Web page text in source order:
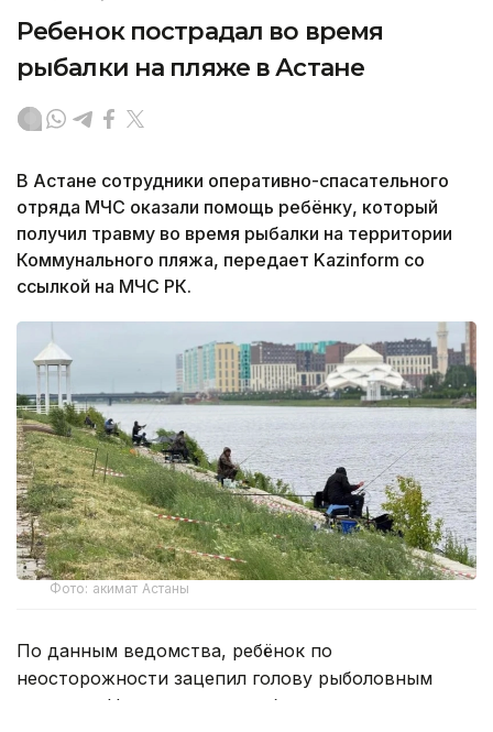
Ребенок пострадал во время
рыбалки на пляже в Астане
В Астане сотрудники оперативно-спасательного
отряда МЧС оказали помощь ребёнку, который
получил травму во время рыбалки на территории
Коммунального пляжа, передает Kazinform со
ссылкой на МЧС РК.
Фото: акимат Астаны
По данным ведомства, ребёнок по
неосторожности зацепил голову рыболовным
крючком. Находившиеся поблизости спасатели,